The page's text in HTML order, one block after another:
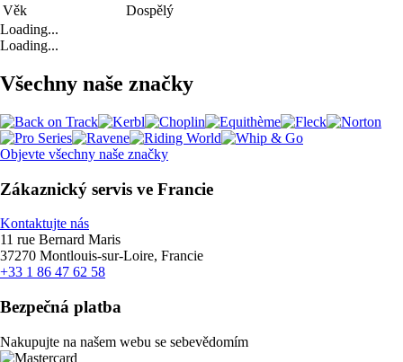
Věk
Dospělý
Loading...
Loading...
Všechny naše značky
Objevte všechny naše značky
Zákaznický servis ve Francie
Kontaktujte nás
11 rue Bernard Maris
37270 Montlouis-sur-Loire, Francie
+33 1 86 47 62 58
Bezpečná platba
Nakupujte na našem webu se sebevědomím